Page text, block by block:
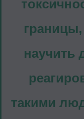
научить
такими